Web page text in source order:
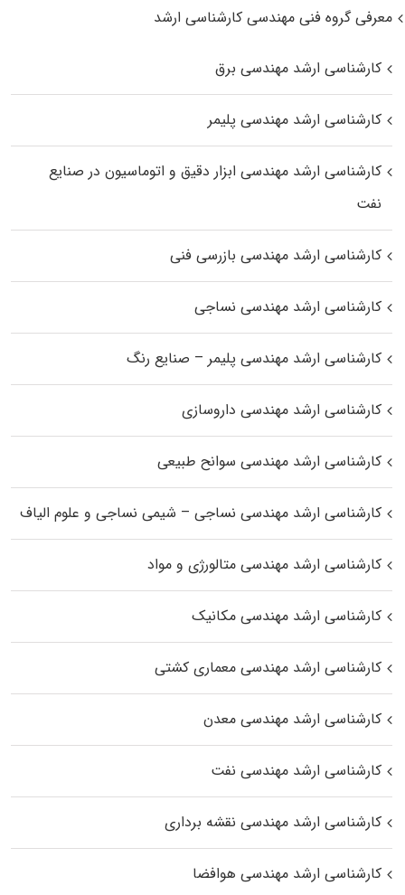
معرفی گروه فنی مهندسی کارشناسی ارشد
کارشناسی ارشد مهندسی برق
کارشناسی ارشد مهندسی پلیمر
کارشناسی ارشد مهندسی ابزار دقیق و اتوماسیون در صنایع
نفت
کارشناسی ارشد مهندسی بازرسی فنی
کارشناسی ارشد مهندسی نساجی
کارشناسی ارشد مهندسی پلیمر – صنایع رنگ
کارشناسی ارشد مهندسی داروسازی
کارشناسی ارشد مهندسی سوانح طبیعی
کارشناسی ارشد مهندسی نساجی – شیمی نساجی و علوم الیاف
کارشناسی ارشد مهندسی متالورژی و مواد
کارشناسی ارشد مهندسی مکانیک
کارشناسی ارشد مهندسی معماری کشتی
کارشناسی ارشد مهندسی معدن
کارشناسی ارشد مهندسی نفت
کارشناسی ارشد مهندسی نقشه برداری
کارشناسی ارشد مهندسی هوافضا